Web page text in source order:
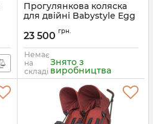
Прогулянкова коляска
для двійні Babystyle Egg
23 500 грн.
Немає
на
складі
Знято з
виробництва